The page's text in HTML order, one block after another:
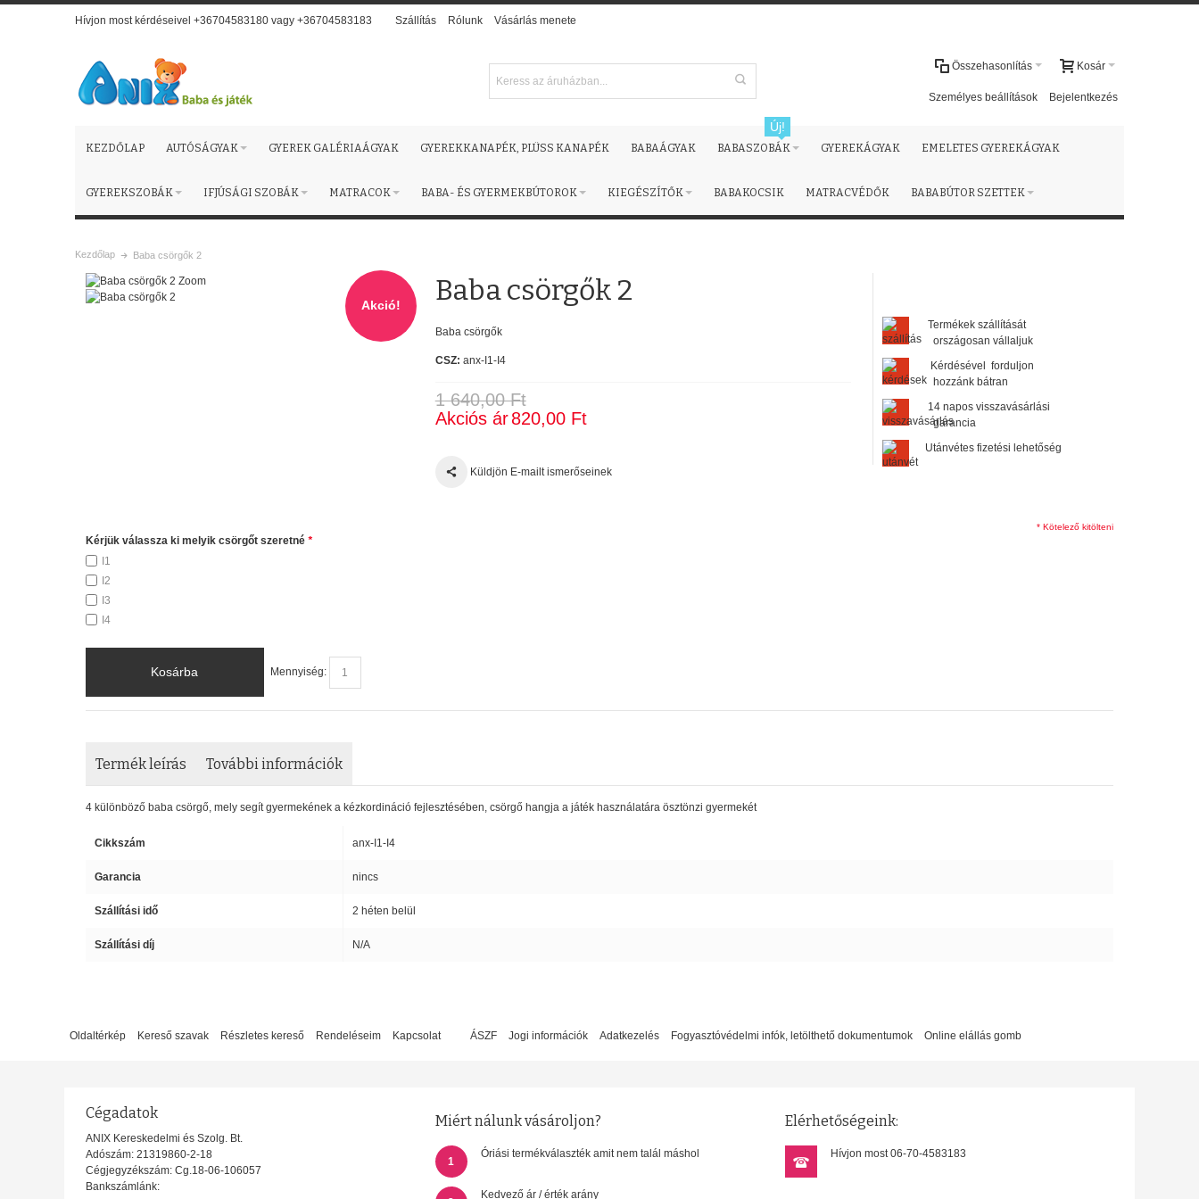
Hívjon most kérdéseivel +36704583180 vagy +36704583183 Szállítás Rólunk Vásárlás menete
Kosár
Összehasonlítás
Személyes beállítások Bejelentkezés
KEZDŐLAP AUTÓSÁGYAK GYEREK GALÉRIAÁGYAK GYEREKKANAPÉK, PLÜSS KANAPÉK BABAÁGYAK BABASZOBÁK
Új!
GYEREKÁGYAK EMELETES GYEREKÁGYAK
GYEREKSZOBÁK IFJÚSÁGI SZOBÁK MATRACOK BABA- ÉS GYERMEKBÚTOROK KIEGÉSZÍTŐK BABAKOCSIK MATRACVÉDŐK BABABÚTOR SZETTEK
Kezdőlap Baba csörgők 2
Zoom
Akció! Baba csörgők 2
Baba csörgők
CSZ: anx-I1-I4
1 640,00 Ft
Akciós ár820,00 Ft
Küldjön E-mailt ismerőseinek
Termékek szállítását
országosan vállaljuk
Kérdésével forduljon
hozzánk bátran
14 napos visszavásárlási
garancia
Utánvétes fizetési lehetőség
*
Kérjük válassza ki melyik csörgőt szeretné
I1
I2
I3
I4
* Kötelező kitölteni
Mennyiség:
Kosárba
Termék leírás További információk
4 különböző baba csörgő, mely segít gyermekének a kézkordináció fejlesztésében, csörgő hangja a játék használatára ösztönzi gyermekét
Cikkszám anx-I1-I4
Garancia nincs
Szállítási idő 2 héten belül
Szállítási díj N/A
Oldaltérkép Kereső szavak Részletes kereső Rendeléseim Kapcsolat ÁSZF Jogi információk Adatkezelés Fogyasztóvédelmi infók, letölthető dokumentumok Online elállás gomb
Cégadatok
ANIX Kereskedelmi és Szolg. Bt.
Adószám: 21319860-2-18
Cégjegyzékszám: Cg.18-06-106057
Bankszámlánk:
Miért nálunk vásároljon?
1
Óriási termékválaszték amit nem talál máshol
Kedvező ár / érték arány
Elérhetőségeink:
Hívjon most 06-70-4583183